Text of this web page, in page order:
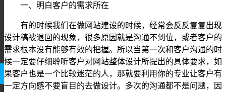
一、明白客户的需求所在
有的时候我们在做网站建设的时候，经常会反反复复出现
设计稿被退回的现象，很多原因就是沟通不到位，或者客户的
需求根本没有能够有效的把握。所以当第一次和客户沟通的时
候一定要仔细聆听客户对网站整体设计所提出的具体要求，如
果客户也是一个比较迷茫的人，那就要利用你的专业让客户有
一定方向感不要盲目的去做设计。多次的沟通都不是问题，因